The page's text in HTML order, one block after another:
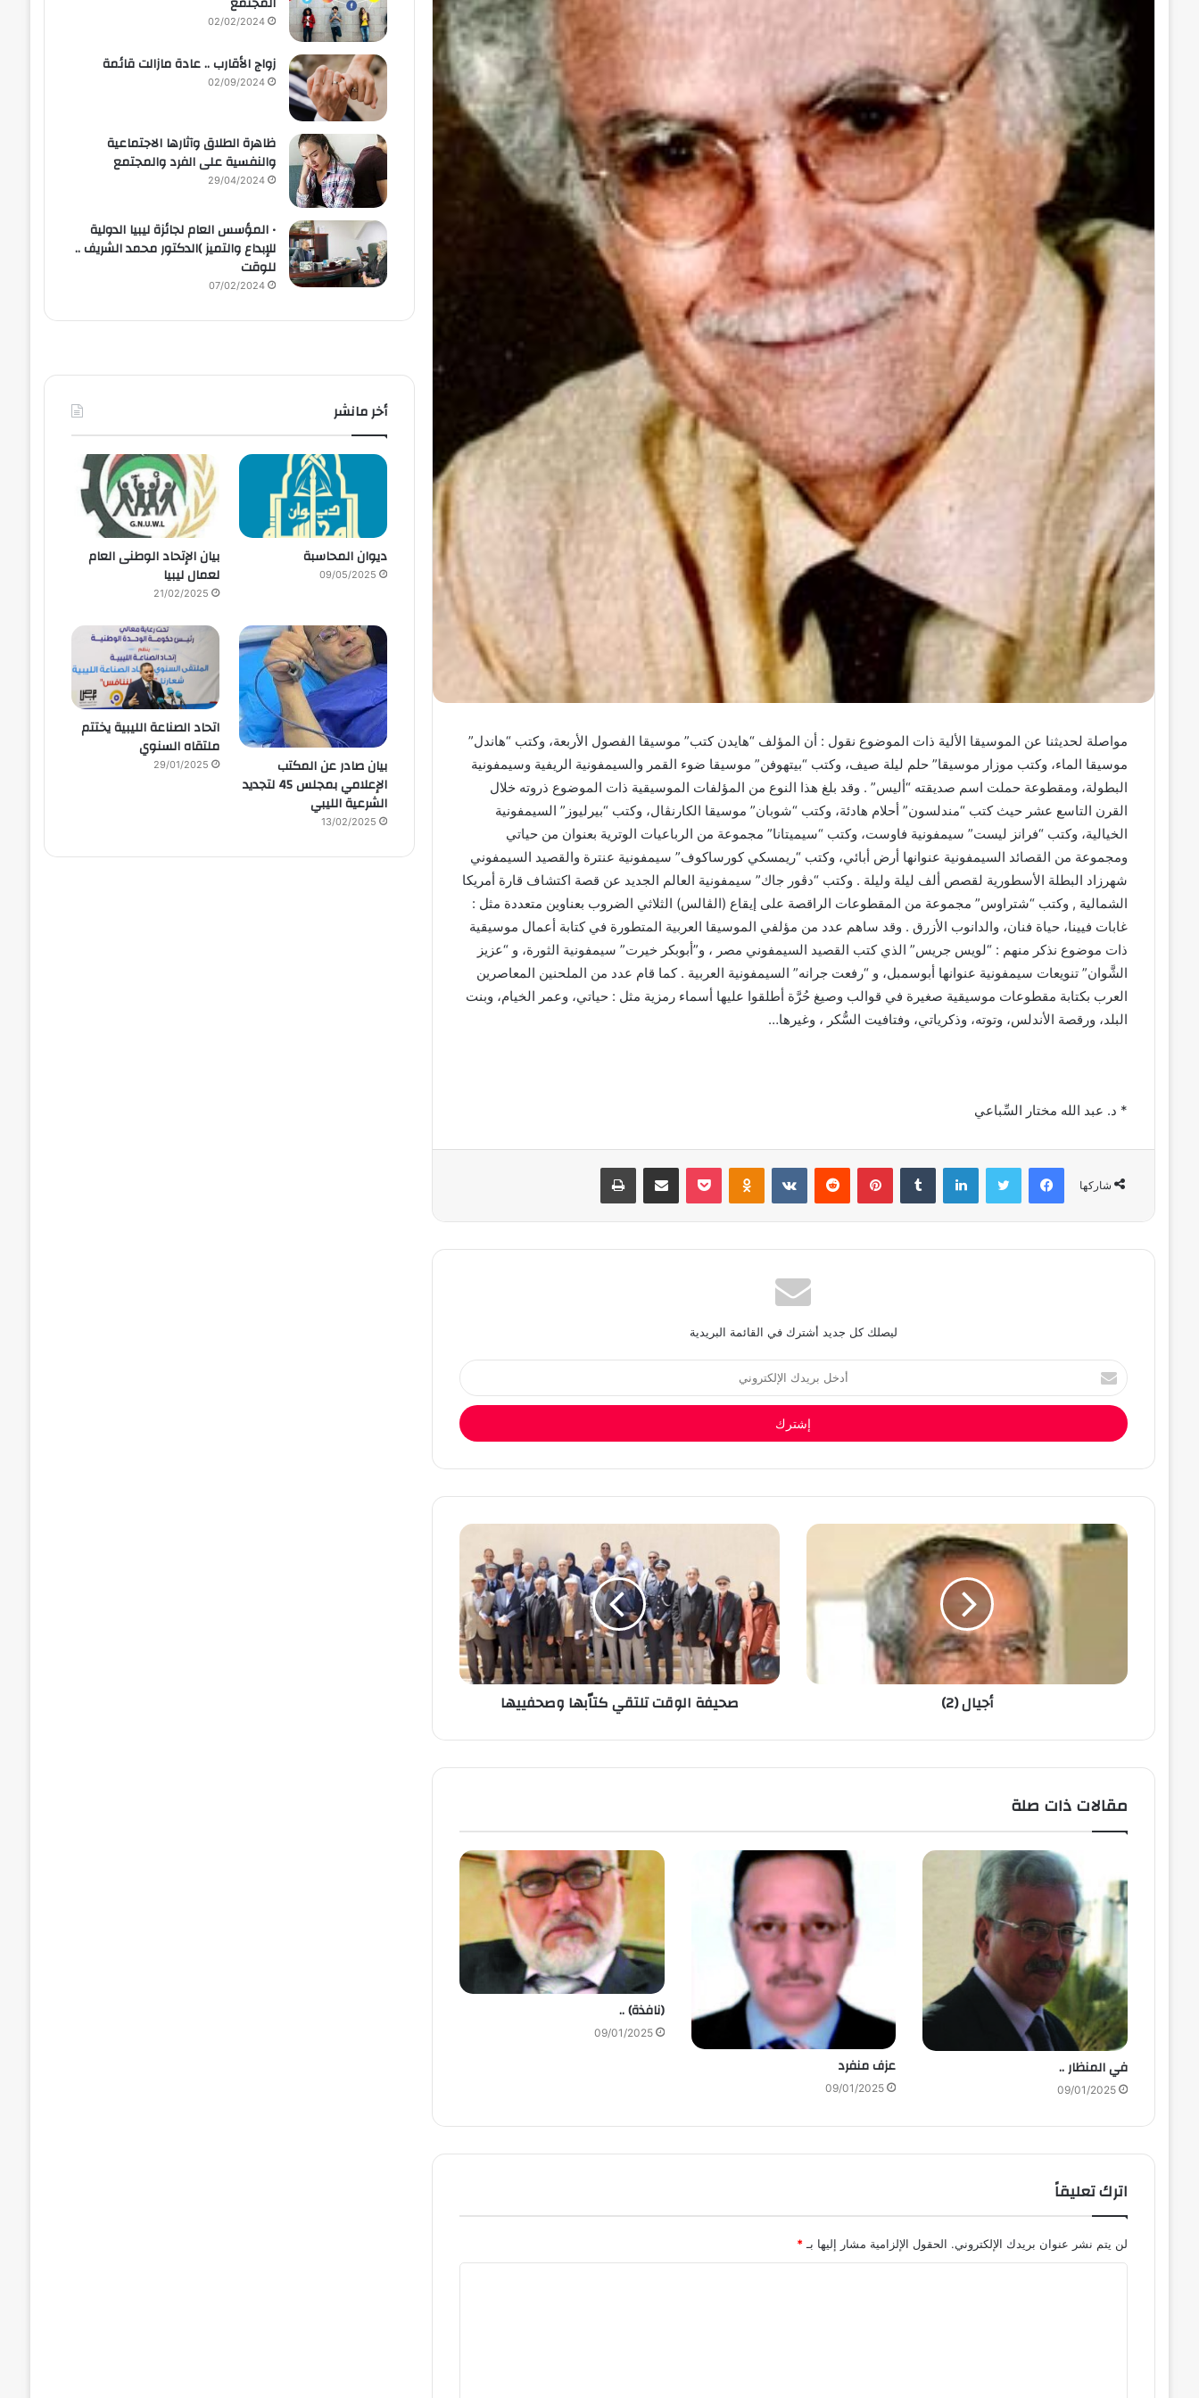
مواصلة لحديثنا عن الموسيقا الألية ذات الموضوع نقول : أن المؤلف “هايدن كتب” موسيقا الفصول الأربعة، وكتب “هاندل”
موسيقا الماء، وكتب موزار موسيقا” حلم ليلة صيف، وكتب “بيتهوفن” موسيقا ضوء القمر والسيمفونية الريفية وسيمفونية
البطولة، ومقطوعة حملت اسم صديقته “أليس” . وقد بلغ هذا النوع من المؤلفات الموسيقية ذات الموضوع ذروته خلال
القرن التاسع عشر حيث كتب “مندلسون” أحلام هادئة، وكتب “شوبان” موسيقا الكارنڤال، وكتب “بيرليوز” السيمفونية
الخيالية، وكتب “فرانز ليست” سيمفونية فاوست، وكتب “سيميتانا” مجموعة من الرباعيات الوترية بعنوان من حياتي
ومجموعة من القصائد السيمفونية عنوانها أرض أبائي، وكتب “ريمسكي كورساكوف” سيمفونية عنترة والقصيد السيمفوني
شهرزاد البطلة الأسطورية لقصص ألف ليلة وليلة . وكتب “دڤور جاك” سيمفونية العالم الجديد عن قصة اكتشاف قارة أمريكا
الشمالية , وكتب “شتراوس” مجموعة من المقطوعات الراقصة على إيقاع (الڤالس) الثلاثي الضروب بعناوين متعددة مثل :
غابات فيينا، حياة فنان، والدانوب الأزرق . وقد ساهم عدد من مؤلفي الموسيقا العربية المتطورة في كتابة أعمال موسيقية
ذات موضوع نذكر منهم : “لويس جريس” الذي كتب القصيد السيمفوني مصر ، و”أبوبكر خيرت” سيمفونية الثورة، و “عزيز
الشَّوان” تنويعات سيمفونية عنوانها أبوسمبل، و “رفعت جرانه” السيمفونية العربية . كما قام عدد من الملحنين المعاصرين
العرب بكتابة مقطوعات موسيقية صغيرة في قوالب وصيغ حُرَّة أطلقوا عليها أسماء رمزية مثل : حياتي، وعمر الخيام، وبنت
البلد، ورقصة الأندلس، وتوته، وذكرياتي، وفتافيت السُّكر ، وغيرها…
* د. عبد الله مختار السِّباعي
شاركها
فيسبوك تويتر لينكدإن ‏Tumblr بينتيريست
‏Reddit
‏VKontakte
Odnoklassniki
بوكيت مشاركة عبر البريد طباعة
ليصلك كل جديد أشترك في القائمة البريدية
أدخل
بريدك
الإلكتروني
أجيال (2) صحيفة الوقت تلتقي كتاّبها وصحفييها
مقالات ذات صلة
في المنظار ..
09/01/2025
عزف منفرد
09/01/2025
(نافذة) ..
09/01/2025
اترك تعليقاً
لن يتم نشر عنوان بريدك الإلكتروني. الحقول الإلزامية مشار إليها بـ*
02/02/2024
زواج الأقارب .. عادة مازالت قائمة
02/09/2024
ظاهرة الطلاق وآثارها الاجتماعية
والنفسية على الفرد والمجتمع
29/04/2024
• المؤسس العام لجائزة ليبيا الدولية
للإبداع والتميز )الدكتور محمد الشريف ..
للوقت
07/02/2024
أخر مانشر
ديوان المحاسبة
09/05/2025
بيان الإتحاد الوطنى العام
لعمال ليبيا
21/02/2025
بيان صادر عن المكتب
الإعلامي بمجلس 45 لتجديد
الشرعية الليبي
13/02/2025
اتحاد الصناعة الليبية يختتم
ملتقاه السنوي
29/01/2025